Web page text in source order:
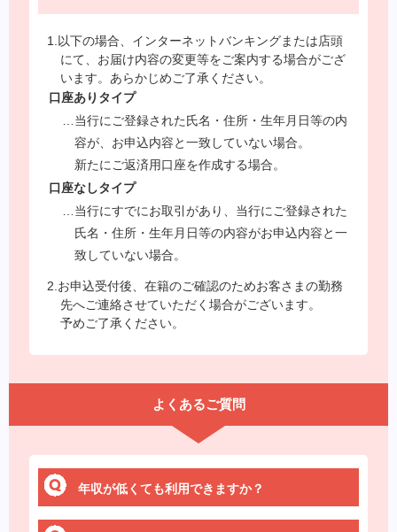
1.以下の場合、インターネットバンキングまたは店頭
にて、お届け内容の変更等をご案内する場合がござ
います。あらかじめご了承ください。
口座ありタイプ
…当行にご登録された氏名・住所・生年月日等の内
容が、お申込内容と一致していない場合。
新たにご返済用口座を作成する場合。
口座なしタイプ
…当行にすでにお取引があり、当行にご登録された
氏名・住所・生年月日等の内容がお申込内容と一
致していない場合。
2.お申込受付後、在籍のご確認のためお客さまの勤務
先へご連絡させていただく場合がございます。
予めご了承ください。
よくあるご質問
年収が低くても利用できますか？